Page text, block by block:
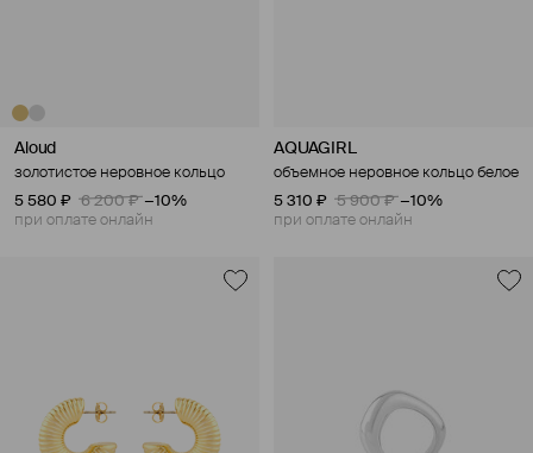
Aloud
золотистое неровное кольцо
5 580 ₽
6 200 ₽ −10%
при оплате онлайн
AQUAGIRL
объемное неровное кольцо белое
5 310 ₽
5 900 ₽ −10%
при оплате онлайн